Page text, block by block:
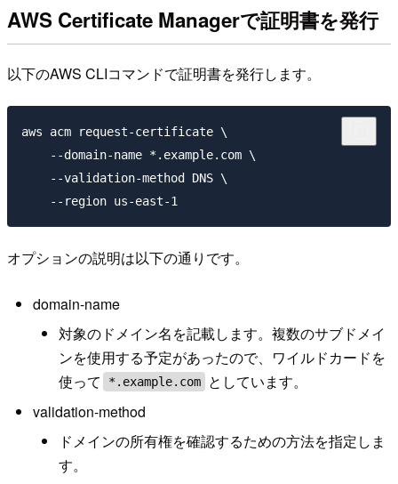
AWS Certificate Managerで証明書を発行
以下のAWS CLIコマンドで証明書を発行します。
aws acm request-certificate \
    --domain-name *.example.com \
    --validation-method DNS \
オプションの説明は以下の通りです。
domain-name
対象のドメイン名を記載します。複数のサブドメイ
ンを使用する予定があったので、ワイルドカードを
使って
*.example.com
としています。
validation-method
ドメインの所有権を確認するための方法を指定しま
す。